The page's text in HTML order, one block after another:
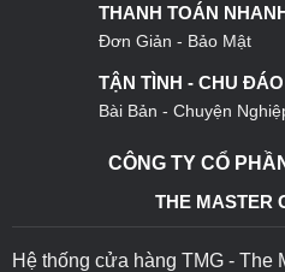
THANH TOÁN
Đơn Giản - Bảo Mật
TẬN TÌNH - CHU ĐÁO
Bài Bản - Chuyện
CÔNG TY CỔ
THE MASTER
Hệ thống cửa hàng TMG - The